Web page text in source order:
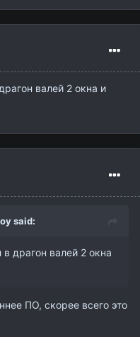
валей 2 окна и
said:
драгон валей 2 окна
ПО, скорее всего это